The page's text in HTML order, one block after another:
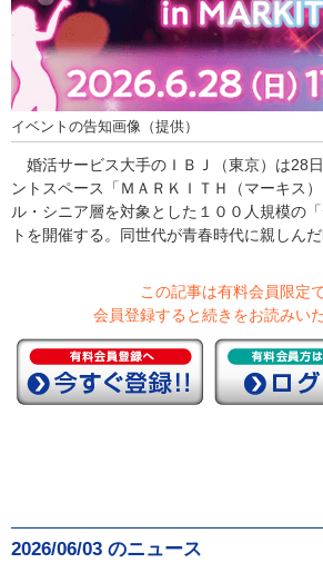
イベントの告知画像（提供）
婚活サービス大手のＩＢＪ（東京）は28
ントスペース「ＭＡＲＫＩＴＨ（マーキス
ル・シニア層を対象とした１００人規模の
トを開催する。同世代が青春時代に親しんだ
この記事は有料会員限定で
会員登録すると続きをお読みい
2026/06/03 のニュース